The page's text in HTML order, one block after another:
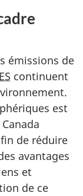
émissions de
continuent
est
de réduire
avantages
et
de ce